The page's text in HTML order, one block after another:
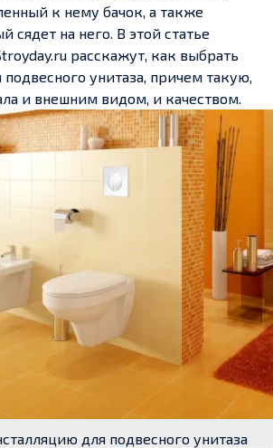
к нему бачок, а также
сядет на него. В этой статье
расскажут, как выбрать
унитаза, причем такую,
и внешним видом, и качеством.
для подвесного унитаза